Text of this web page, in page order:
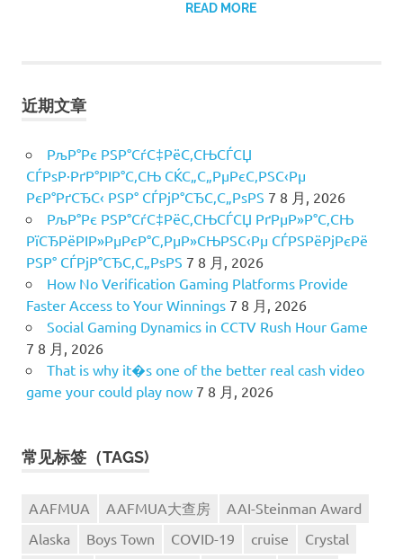
READ MORE
近期文章
РљР°Рє РЅР°СѓС‡РёС‚СЊСЃСЏ
СЃРѕР·РґР°РІР°С‚СЊ СЌС„С„РµРєС‚РЅС‹Рµ
РєР°РґСЂС‹ РЅР° СЃРјР°СЂС‚С„РѕРЅ 7 8 月, 2026
РљР°Рє РЅР°СѓС‡РёС‚СЊСЃСЏ РґРµР»Р°С‚СЊ
РїСЂРёРІР»РµРєР°С‚РµР»СЊРЅС‹Рµ СЃРЅРёРјРєРё
РЅР° СЃРјР°СЂС‚С„РѕРЅ 7 8 月, 2026
How No Verification Gaming Platforms Provide
Faster Access to Your Winnings 7 8 月, 2026
Social Gaming Dynamics in CCTV Rush Hour Game
7 8 月, 2026
That is why it�s one of the better real cash video
game your could play now 7 8 月, 2026
常见标签（TAGS)
AAFMUA AAFMUA大查房
AAI-Steinman Award
Alaska
Boys Town COVID-19 cruise
Crystal